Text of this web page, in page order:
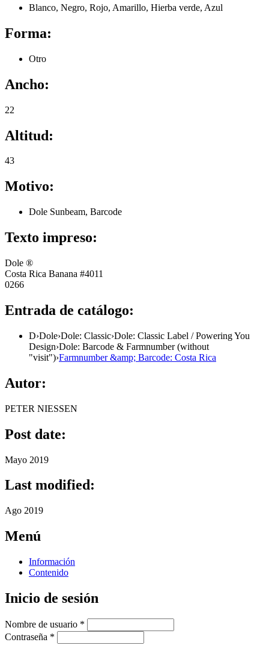
Blanco, Negro, Rojo, Amarillo, Hierba verde, Azul
Forma:
Otro
Ancho:
22
Altitud:
43
Motivo:
Dole Sunbeam, Barcode
Texto impreso:
Dole ®
Costa Rica Banana #4011
0266
Entrada de catálogo:
D›Dole›Dole: Classic›Dole: Classic Label / Powering You
Design›Dole: Barcode & Farmnumber (without
"visit")›Farmnumber &amp; Barcode: Costa Rica
Autor:
PETER NIESSEN
Post date:
Mayo 2019
Last modified:
Ago 2019
Menú
Información
Contenido
Inicio de sesión
Nombre de usuario *
Contraseña *